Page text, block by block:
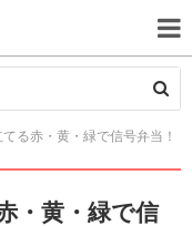
る赤・黄・緑で信号弁当！
・黄・緑で信